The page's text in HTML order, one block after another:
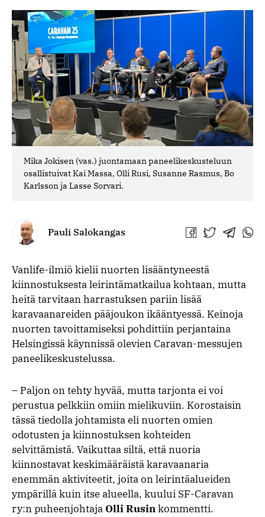
Mika Jokisen (vas.) juontamaan paneelikeskusteluun
osallistuivat Kai Massa, Olli Rusi, Susanne Rasmus, Bo
Karlsson ja Lasse Sorvari.
Pauli Salokangas
Jaa Jaa Jaa Jaa
Vanlife-ilmiö kielii nuorten lisääntyneestä
kiinnostuksesta leirintämatkailua kohtaan, mutta
heitä tarvitaan harrastuksen pariin lisää
karavaanareiden pääjoukon ikääntyessä. Keinoja
nuorten tavoittamiseksi pohdittiin perjantaina
Helsingissä käynnissä olevien Caravan-messujen
paneelikeskustelussa.
– Paljon on tehty hyvää, mutta tarjonta ei voi
perustua pelkkiin omiin mielikuviin. Korostaisin
tässä tiedolla johtamista eli nuorten omien
odotusten ja kiinnostuksen kohteiden
selvittämistä. Vaikuttaa siltä, että nuoria
kiinnostavat keskimääräistä karavaanaria
enemmän aktiviteetit, joita on leirintäalueiden
ympärillä kuin itse alueella, kuului SF-Caravan
ry:n puheenjohtaja Olli Rusinkommentti.